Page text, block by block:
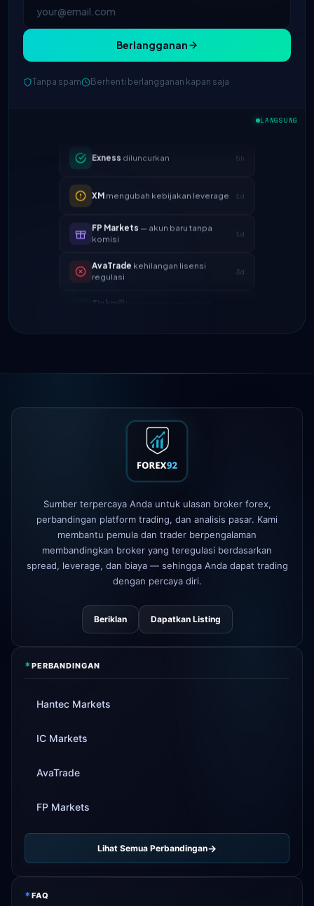
Berlangganan
Tanpa spam Berhenti berlangganan kapan saja
LANGSUNG
IC Marketsspread EUR/USD
berkurang → 0.1 pips
XMmengubah kebijakan leverage 1d
FP Markets — akun baru tanpa
1d
AvaTradekehilangan lisensi
regulasi
3d
Tickmillkecepatan penarikan
sekarang 24 jam
4d
IC Markets
FP Markets— akun baru tanpa
kehilangan lisensi
sekarang 24 jam
4d
Sumber terpercaya Anda untuk ulasan broker forex,
perbandingan platform trading, dan analisis pasar. Kami
membantu pemula dan trader berpengalaman
membandingkan broker yang teregulasi berdasarkan
spread, leverage, dan biaya — sehingga Anda dapat trading
dengan percaya diri.
Beriklan Dapatkan Listing
*PERBANDINGAN
Hantec Markets
IC Markets
AvaTrade
FP Markets
Lihat Semua Perbandingan
*FAQ